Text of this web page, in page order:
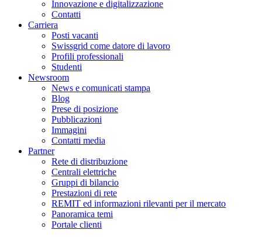
Innovazione e digitalizzazione
Contatti
Carriera
Posti vacanti
Swissgrid come datore di lavoro
Profili professionali
Studenti
Newsroom
News e comunicati stampa
Blog
Prese di posizione
Pubblicazioni
Immagini
Contatti media
Partner
Rete di distribuzione
Centrali elettriche
Gruppi di bilancio
Prestazioni di rete
REMIT ed informazioni rilevanti per il mercato
Panoramica temi
Portale clienti